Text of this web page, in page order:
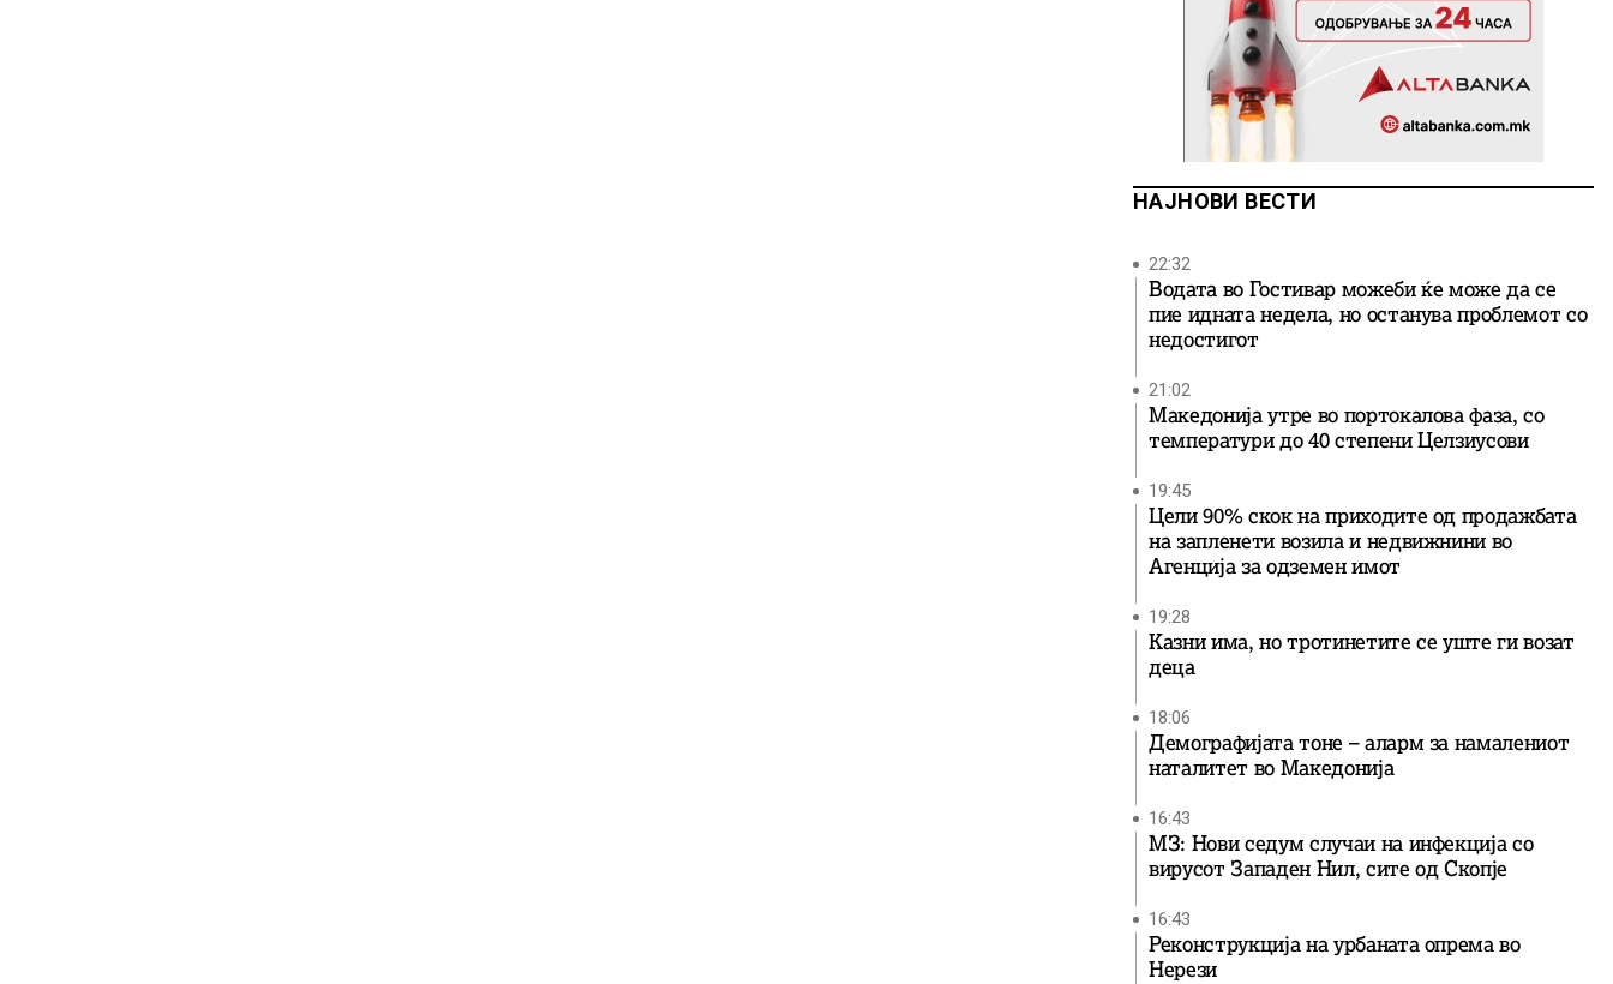
НАЈНОВИ ВЕСТИ
22:32
Водата во Гостивар можеби ќе може да се
пие идната недела, но останува проблемот со
недостигот
21:02
Македонија утре во портокалова фаза, со
температури до 40 степени Целзиусови
19:45
Цели 90% скок на приходите од продажбата
на запленети возила и недвижнини во
Агенција за одземен имот
19:28
Казни има, но тротинетите се уште ги возат
деца
18:06
Демографијата тоне – аларм за намалениот
наталитет во Македонија
16:43
МЗ: Нови седум случаи на инфекција со
вирусот Западен Нил, сите од Скопје
16:43
Реконструкција на урбаната опрема во
Нерези